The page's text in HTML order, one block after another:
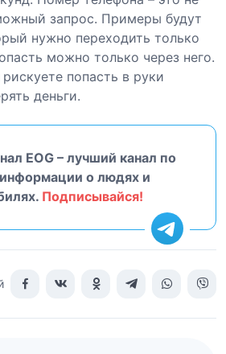
запрос. Примеры будут
нужно переходить только
можно только через него.
попасть в руки
деньги.
EOG – лучший канал по
о людях и
Подписывайся!